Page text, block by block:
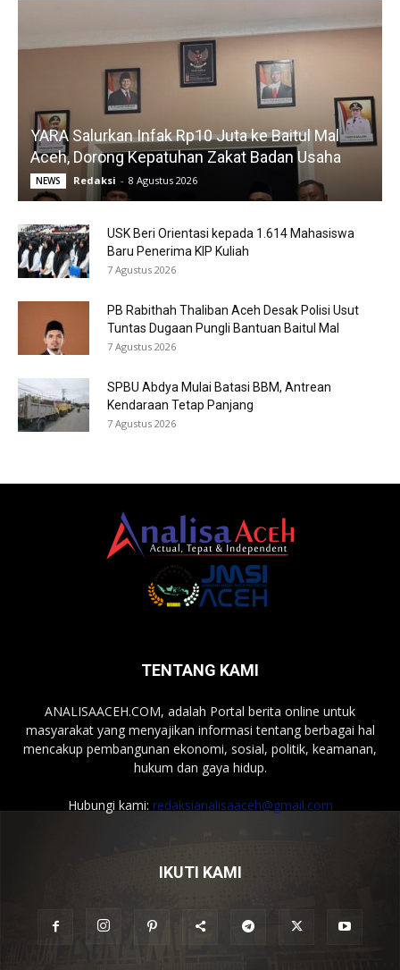
YARA Salurkan Infak Rp10 Juta ke Baitul Mal
Aceh, Dorong Kepatuhan Zakat Badan Usaha
NEWS Redaksi - 8 Agustus 2026
USK Beri Orientasi kepada 1.614 Mahasiswa
Baru Penerima KIP Kuliah
7 Agustus 2026
PB Rabithah Thaliban Aceh Desak Polisi Usut
Tuntas Dugaan Pungli Bantuan Baitul Mal
7 Agustus 2026
SPBU Abdya Mulai Batasi BBM, Antrean
Kendaraan Tetap Panjang
7 Agustus 2026
TENTANG KAMI
ANALISAACEH.COM, adalah Portal berita online untuk
masyarakat yang menyajikan informasi tentang berbagai hal
mencakup pembangunan ekonomi, sosial, politik, keamanan,
hukum dan gaya hidup.
Hubungi kami: redaksianalisaaceh@gmail.com
IKUTI KAMI